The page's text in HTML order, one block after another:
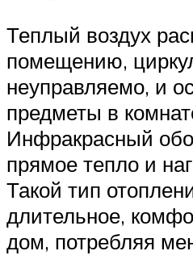
Теплый воздух
помещению,
неуправляемо, и
предметы в
Инфракрасный
прямое тепло и
Такой тип
длительное,
дом, потребляя